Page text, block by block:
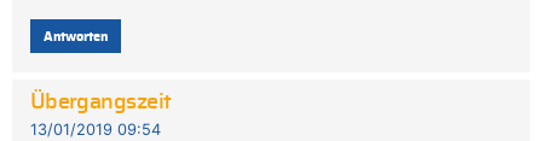
Antworten
Übergangszeit
13/01/2019 09:54